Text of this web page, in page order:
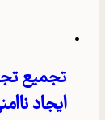
تجمیع
ایجاد